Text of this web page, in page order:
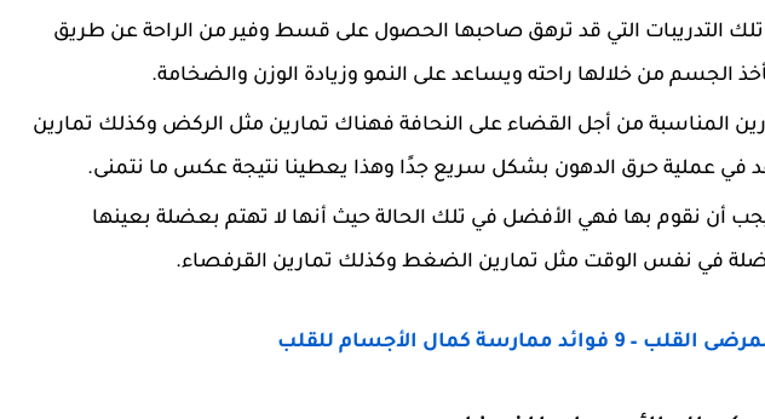
تلك التدريبات التي قد ترهق صاحبها الحصول على قسط وفير من الراحة عن طريق
الجسم من خلالها راحته ويساعد على النمو وزيادة الوزن والضخامة.
المناسبة من أجل القضاء على النحافة فهناك تمارين مثل الركض وكذلك تمارين
في عملية حرق الدهون بشكل سريع جدًا وهذا يعطينا نتيجة عكس ما نتمنى.
أن نقوم بها فهي الأفضل في تلك الحالة حيث أنها لا تهتم بعضلة بعينها
في نفس الوقت مثل تمارين الضغط وكذلك تمارين القرفصاء.
ممارسة كمال الأجسام للقلب